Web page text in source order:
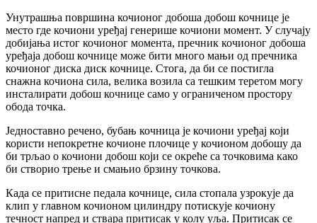
Унутрашња површина кочионог добоша добош кочнице је
место где кочиони уређај генерише кочиони момент. У случају
добијања истог кочионог момента, пречник кочионог добоша
уређаја добош кочнице може бити много мањи од пречника
кочионог диска диск кочнице. Стога, да би се постигла
снажна кочиона сила, велика возила са тешким теретом могу
инсталирати добош кочнице само у ограниченом простору
обода точка.
Једноставно речено, бубањ кочница је кочиони уређај који
користи непокретне кочионе плочице у кочионом добошу да
би трљао о кочиони добош који се окреће са точковима како
би створио трење и смањио брзину точкова.
Када се притисне педала кочнице, сила стопала узрокује да
клип у главном кочионом цилиндру потискује кочиону
течност напред и ствара притисак у колу уља. Притисак се